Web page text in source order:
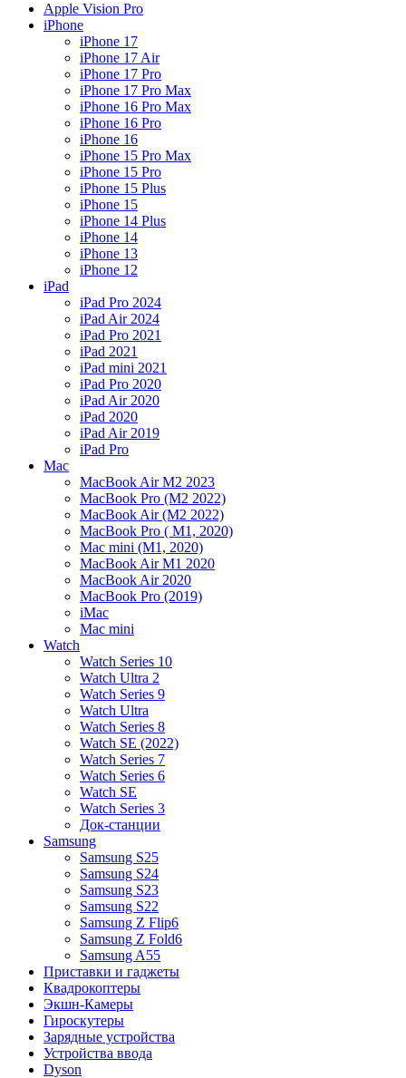
Apple Vision Pro
iPhone
iPhone 17
iPhone 17 Air
iPhone 17 Pro
iPhone 17 Pro Max
iPhone 16 Pro Max
iPhone 16 Pro
iPhone 16
iPhone 15 Pro Max
iPhone 15 Pro
iPhone 15 Plus
iPhone 15
iPhone 14 Plus
iPhone 14
iPhone 13
iPhone 12
iPad
iPad Pro 2024
iPad Air 2024
iPad Pro 2021
iPad 2021
iPad mini 2021
iPad Pro 2020
iPad Air 2020
iPad 2020
iPad Air 2019
iPad Pro
Mac
MacBook Air M2 2023
MacBook Pro (M2 2022)
MacBook Air (M2 2022)
MacBook Pro ( M1, 2020)
Mac mini (M1, 2020)
MacBook Air M1 2020
MacBook Air 2020
MacBook Pro (2019)
iMac
Mac mini
Watch
Watch Series 10
Watch Ultra 2
Watch Series 9
Watch Ultra
Watch Series 8
Watch SE (2022)
Watch Series 7
Watch Series 6
Watch SE
Watch Series 3
Док-станции
Samsung
Samsung S25
Samsung S24
Samsung S23
Samsung S22
Samsung Z Flip6
Samsung Z Fold6
Samsung A55
Приставки и гаджеты
Квадрокоптеры
Экшн-Камеры
Гироскутеры
Зарядные устройства
Устройства ввода
Dyson